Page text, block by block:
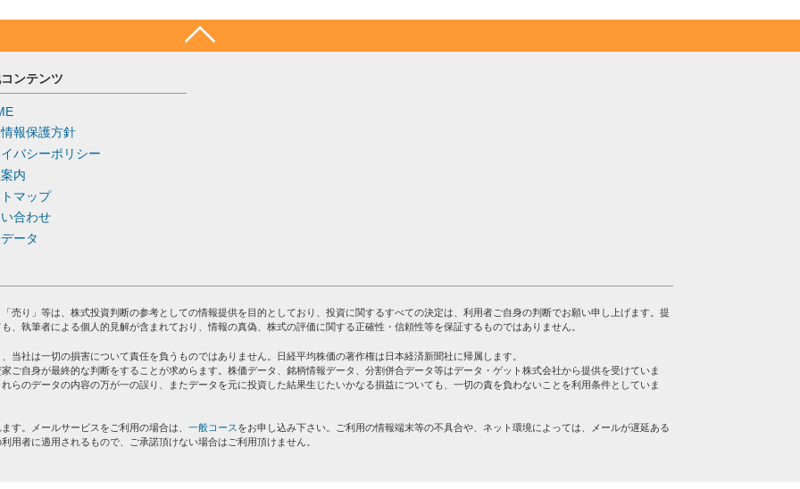
ンテンツ
報保護方針
バシーポリシー
内
マップ
合わせ
ータ
売り」等は、株式投資判断の参考としての情報提供を目的としており、投資に関するすべての決定は、利用者ご自身の判断でお願い申し上げます。提
、執筆者による個人的見解が含まれており、情報の真偽、株式の評価に関する正確性・信頼性等を保証するものではありません。
当社は一切の損害について責任を負うものではありません。日経平均株価の著作権は日本経済新聞社に帰属します。
ご自身が最終的な判断をすることが求めらます。株価データ、銘柄情報データ、分割併合データ等はデータ・ゲット株式会社から提供を受けていま
らのデータの内容の万が一の誤り、またデータを元に投資した結果生じたいかなる損益についても、一切の責を負わないことを利用条件としていま
す。メールサービスをご利用の場合は、 一般コースをお申し込み下さい。ご利用の情報端末等の不具合や、ネット環境によっては、メールが遅延ある
用者に適用されるもので、ご承諾頂けない場合はご利用頂けません。